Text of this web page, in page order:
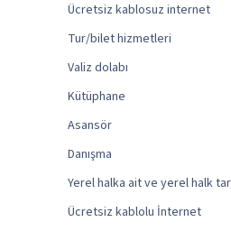
Ücretsiz kablosuz internet
Tur/bilet hizmetleri
Valiz dolabı
Kütüphane
Asansör
Danışma
Yerel halka ait ve yerel halk
Ücretsiz kablolu İnternet